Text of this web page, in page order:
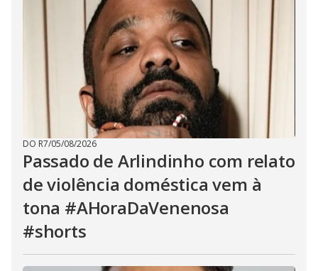
DO R7/05/08/2026
Passado de Arlindinho com relato
de violência doméstica vem à
tona #AHoraDaVenenosa
#shorts